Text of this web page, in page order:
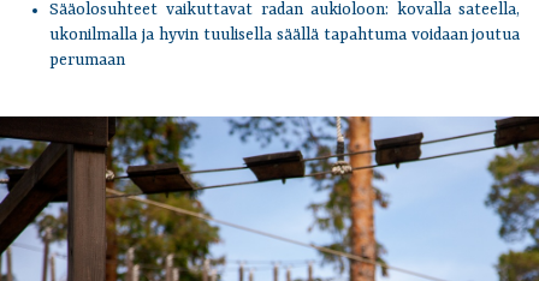
Sääolosuhteet vaikuttavat radan aukioloon: kovalla sateella,
ukonilmalla ja hyvin tuulisella säällä tapahtuma voidaan joutua
perumaan